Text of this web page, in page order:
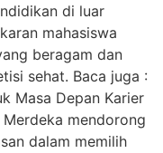
di luar
mahasiswa
beragam dan
sehat. Baca juga :
Masa Depan Karier
mendorong
dalam memilih